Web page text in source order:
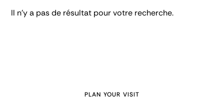
Il n'y a pas de résultat pour votre recherche.
PLAN YOUR VISIT